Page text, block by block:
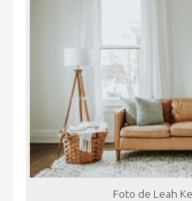
Foto de Leah